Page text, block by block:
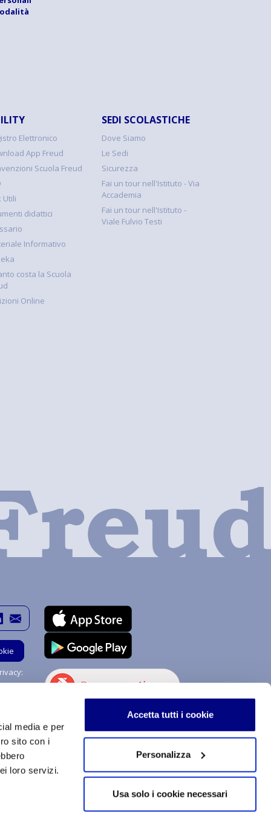
media e per
sito con i
loro servizi.
Accetta tutti i cookie
Personalizza
Usa solo i cookie necessari
Chiedi a me!
Elettronico
App Freud
Scuola Freud
Utili
didattici
Informativo
costa la Scuola
Online
SEDI SCOLASTICHE
Dove Siamo
Le Sedi
Sicurezza
Fai un tour nell'Istituto - Via
Accademia
Fai un tour nell'Istituto -
Viale Fulvio Testi
di procedimenti e di uso sono soggetti a copyright e
totale o parziale, dei contenuti qui inseriti,
supporto o rete telematica. Qualsiasi